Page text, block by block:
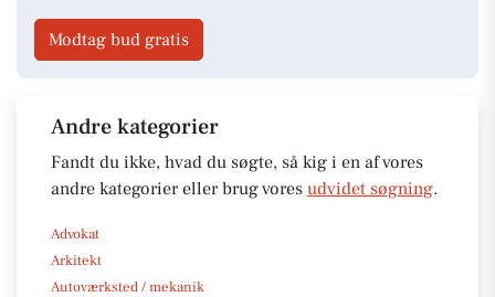
Modtag bud gratis
Andre kategorier
Fandt du ikke, hvad du søgte, så kig i en af vores
andre kategorier eller brug vores udvidet søgning.
Advokat
Arkitekt
Autoværksted / mekanik